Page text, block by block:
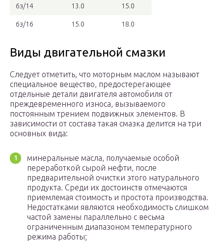
6з/14 13.0 15.0
6з/16 15.0 18.0
Виды двигательной смазки
Следует отметить, что моторным маслом называют
специальное вещество, предостерегающее
отдельные детали двигателя автомобиля от
преждевременного износа, вызываемого
постоянным трением подвижных элементов. В
зависимости от состава такая смазка делится на три
основных вида:
минеральные масла, получаемые особой
переработкой сырой нефти, после
предварительной очистки этого натурального
продукта. Среди их достоинств отмечаются
приемлемая стоимость и простота производства.
Недостатками являются необходимость слишком
частой замены параллельно с весьма
ограниченным диапазоном температурного
режима работы;